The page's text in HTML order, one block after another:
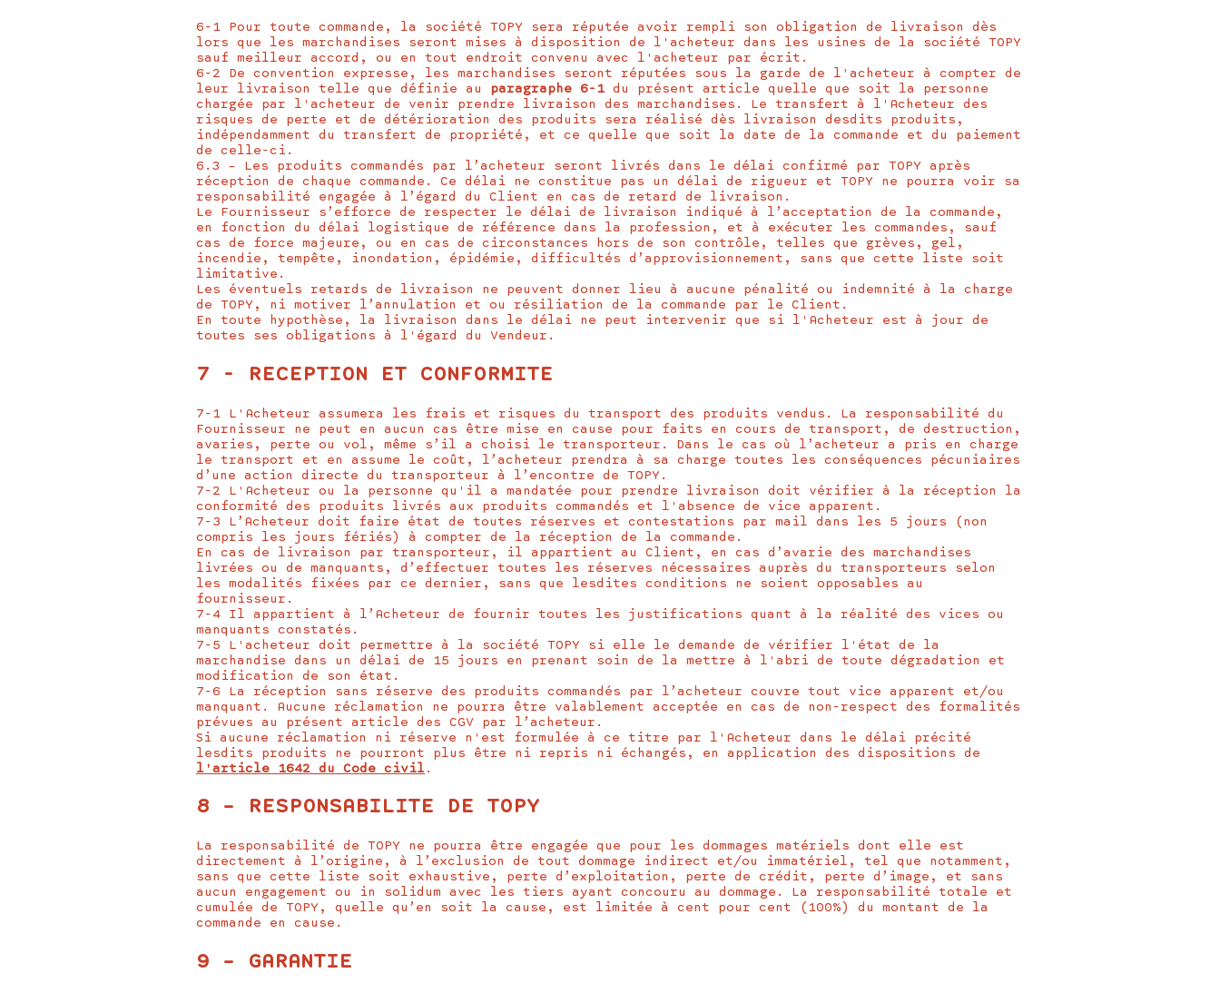
6-1 Pour toute commande, la société TOPY sera réputée avoir rempli son obligation de livraison dès
lors que les marchandises seront mises à disposition de l'acheteur dans les usines de la société TOPY
sauf meilleur accord, ou en tout endroit convenu avec l'acheteur par écrit.
6-2 De convention expresse, les marchandises seront réputées sous la garde de l'acheteur à compter de
leur livraison telle que définie au paragraphe 6-1 du présent article quelle que soit la personne
chargée par l'acheteur de venir prendre livraison des marchandises. Le transfert à l'Acheteur des
risques de perte et de détérioration des produits sera réalisé dès livraison desdits produits,
indépendamment du transfert de propriété, et ce quelle que soit la date de la commande et du paiement
de celle-ci.
6.3 – Les produits commandés par l’acheteur seront livrés dans le délai confirmé par TOPY après
réception de chaque commande. Ce délai ne constitue pas un délai de rigueur et TOPY ne pourra voir sa
responsabilité engagée à l’égard du Client en cas de retard de livraison.
Le Fournisseur s’efforce de respecter le délai de livraison indiqué à l’acceptation de la commande,
en fonction du délai logistique de référence dans la profession, et à exécuter les commandes, sauf
cas de force majeure, ou en cas de circonstances hors de son contrôle, telles que grèves, gel,
incendie, tempête, inondation, épidémie, difficultés d’approvisionnement, sans que cette liste soit
limitative.
Les éventuels retards de livraison ne peuvent donner lieu à aucune pénalité ou indemnité à la charge
de TOPY, ni motiver l’annulation et ou résiliation de la commande par le Client.
En toute hypothèse, la livraison dans le délai ne peut intervenir que si l'Acheteur est à jour de
toutes ses obligations à l'égard du Vendeur.
7 - RECEPTION ET CONFORMITE
7-1 L'Acheteur assumera les frais et risques du transport des produits vendus. La responsabilité du
Fournisseur ne peut en aucun cas être mise en cause pour faits en cours de transport, de destruction,
avaries, perte ou vol, même s’il a choisi le transporteur. Dans le cas où l’acheteur a pris en charge
le transport et en assume le coût, l’acheteur prendra à sa charge toutes les conséquences pécuniaires
d’une action directe du transporteur à l’encontre de TOPY.
7-2 L'Acheteur ou la personne qu'il a mandatée pour prendre livraison doit vérifier à la réception la
conformité des produits livrés aux produits commandés et l'absence de vice apparent.
7-3 L’Acheteur doit faire état de toutes réserves et contestations par mail dans les 5 jours (non
compris les jours fériés) à compter de la réception de la commande.
En cas de livraison par transporteur, il appartient au Client, en cas d’avarie des marchandises
livrées ou de manquants, d’effectuer toutes les réserves nécessaires auprès du transporteurs selon
les modalités fixées par ce dernier, sans que lesdites conditions ne soient opposables au
fournisseur.
7-4 Il appartient à l’Acheteur de fournir toutes les justifications quant à la réalité des vices ou
manquants constatés.
7-5 L'acheteur doit permettre à la société TOPY si elle le demande de vérifier l'état de la
marchandise dans un délai de 15 jours en prenant soin de la mettre à l'abri de toute dégradation et
modification de son état.
7-6 La réception sans réserve des produits commandés par l’acheteur couvre tout vice apparent et/ou
manquant. Aucune réclamation ne pourra être valablement acceptée en cas de non-respect des formalités
prévues au présent article des CGV par l’acheteur.
Si aucune réclamation ni réserve n'est formulée à ce titre par l'Acheteur dans le délai précité
lesdits produits ne pourront plus être ni repris ni échangés, en application des dispositions de
l'article 1642 du Code civil .
8 – RESPONSABILITE DE TOPY
La responsabilité de TOPY ne pourra être engagée que pour les dommages matériels dont elle est
directement à l’origine, à l’exclusion de tout dommage indirect et/ou immatériel, tel que notamment,
sans que cette liste soit exhaustive, perte d’exploitation, perte de crédit, perte d’image, et sans
aucun engagement ou in solidum avec les tiers ayant concouru au dommage. La responsabilité totale et
cumulée de TOPY, quelle qu’en soit la cause, est limitée à cent pour cent (100%) du montant de la
commande en cause.
9 – GARANTIE